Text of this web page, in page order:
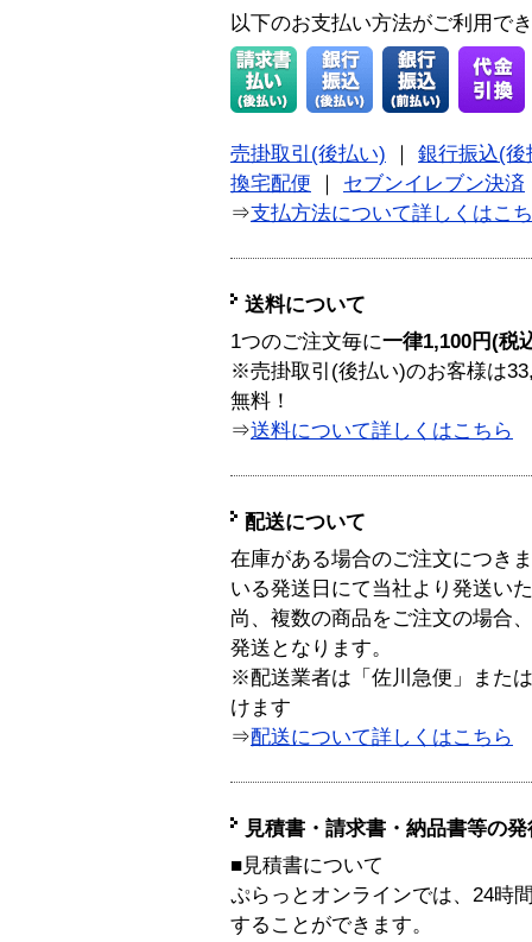
以下のお支払い方法がご利用で
売掛取引(後払い)
銀行振込(後
換宅配便
セブンイレブン決済
⇒支払方法について詳しくはこ
送料について
1つのご注文毎に一律1,100円(税
※売掛取引(後払い)のお客様は
無料！
⇒送料について詳しくはこちら
配送について
在庫がある場合のご注文につき
いる発送日にて当社より発送い
尚、複数の商品をご注文の場合
発送となります。
※配送業者は「佐川急便」また
けます
⇒配送について詳しくはこちら
見積書・請求書・納品書等の
■見積書について
ぷらっとオンラインでは、24時
することができます。